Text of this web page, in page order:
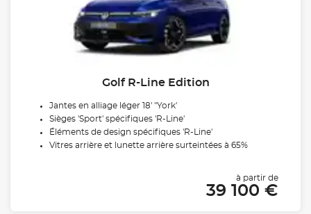
Golf R-Line Edition
Jantes en alliage léger 18' "York'
Sièges 'Sport' spécifiques 'R-Line'
Éléments de design spécifiques 'R-Line'
Vitres arrière et lunette arrière surteintées à 65%
à partir de
39 100 €